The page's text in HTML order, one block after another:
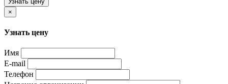
×
Узнать цену
Имя
E-mail
Телефон